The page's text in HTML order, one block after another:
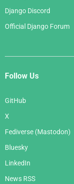
Django Discord
Official Django Forum
Follow Us
GitHub
X
Fediverse (Mastodon)
Bluesky
LinkedIn
News RSS